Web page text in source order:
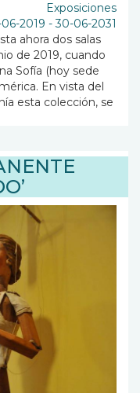
Exposiciones
2019 -30-06-2031
ahora dos salas
de 2019, cuando
Sofía (hoy sede
En vista del
esta colección, se